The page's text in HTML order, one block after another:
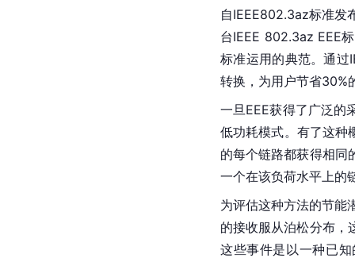
自IEEE802.3az标准发
台IEEE 802.3az EEE
标准运用的典范。通过
转换，为用户节省30%
一旦EEE获得了广泛的
低功耗模式。有了这种
的每个链路都获得相同
一个在该负荷水平上的
为评估这种方法的节能
的接收服从泊松分布，
这些事件是以一种已